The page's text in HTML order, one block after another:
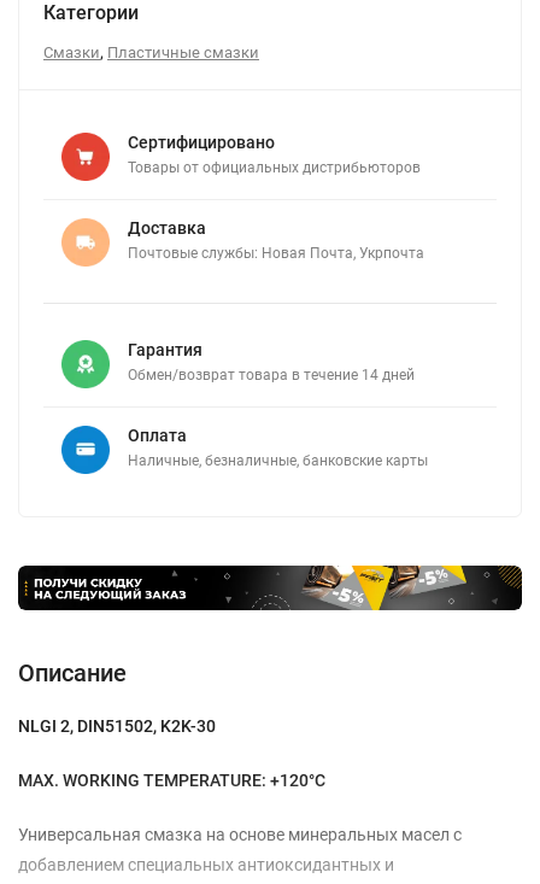
Категории
Смазки, Пластичные смазки
Сертифицировано
Товары от официальных дистрибьюторов
Доставка
Почтовые службы: Новая Почта, Укрпочта
Гарантия
Обмен/возврат товара в течение 14 дней
Оплата
Наличные, безналичные, банковские карты
Описание
NLGI 2, DIN51502, K2K-30
MAX. WORKING TEMPERATURE: +120°C
Универсальная смазка на основе минеральных масел с
добавлением специальных антиоксидантных и